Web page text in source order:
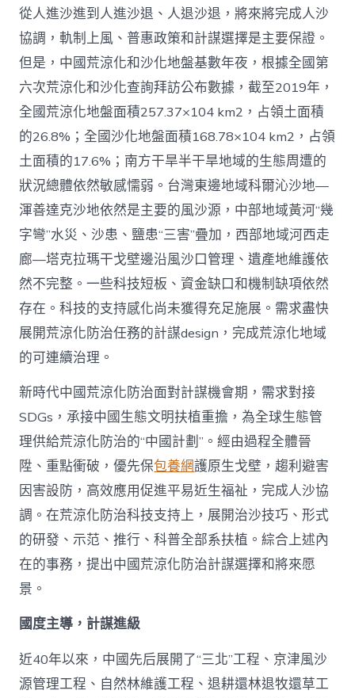
從人進沙進到人進沙退、人退沙退，將來將完成人沙
協調，軌制上風、普惠政策和計謀選擇是主要保證。
但是，中國荒涼化和沙化地盤基數年夜，根據全國第
六次荒涼化和沙化查詢拜訪公布數據，截至2019年，
全國荒涼化地盤面積257.37×104 km2，占領土面積
的26.8%；全國沙化地盤面積168.78×104 km2，占領
土面積的17.6%；南方干旱半干旱地域的生態周遭的
狀況總體依然敏感懦弱。台灣東邊地域科爾沁沙地—
渾善達克沙地依然是主要的風沙源，中部地域黃河“幾
字彎”水災、沙患、鹽患“三害”疊加，西部地域河西走
廊—塔克拉瑪干戈壁邊沿風沙口管理、遺產地維護依
然不完整。一些科技短板、資金缺口和機制缺項依然
存在。科技的支持感化尚未獲得充足施展。需求盡快
展開荒涼化防治任務的計謀design，完成荒涼化地域
的可連續治理。
新時代中國荒涼化防治面對計謀機會期，需求對接
SDGs，承接中國生態文明扶植重擔，為全球生態管
理供給荒涼化防治的“中國計劃”。經由過程全體晉
陞、重點衝破，優先保包養網護原生戈壁，趨利避害
因害設防，高效應用促進平易近生福祉，完成人沙協
調。在荒涼化防治科技支持上，展開治沙技巧、形式
的研發、示范、推行、科普全部系扶植。綜合上述內
在的事務，提出中國荒涼化防治計謀選擇和將來愿
景。
國度主導，計謀進級
近40年以來，中國先后展開了“三北”工程、京津風沙
源管理工程、自然林維護工程、退耕還林退牧還草工